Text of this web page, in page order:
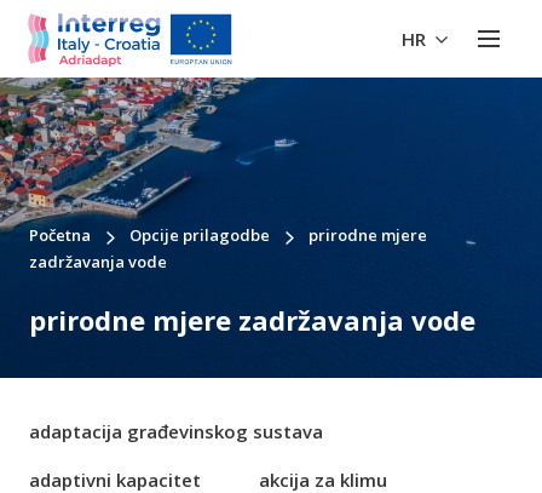
HR
Početna Opcije prilagodbe
prirodne mjere
zadržavanja vode
prirodne mjere zadržavanja vode
adaptacija građevinskog sustava
adaptivni kapacitet
akcija za klimu